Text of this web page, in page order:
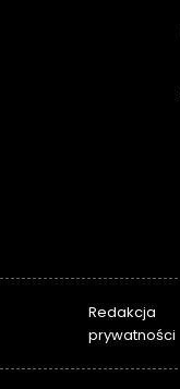
Redakcja
prywatności